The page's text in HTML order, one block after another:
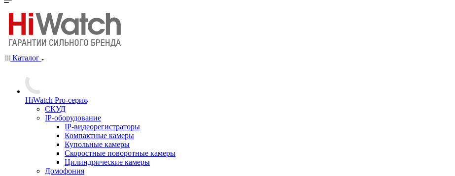
Каталог
HiWatch Pro-серия
CКУД
IP-оборудование
IP-видеорегистраторы
Компактные камеры
Купольные камеры
Скоростные поворотные камеры
Цилиндрические камеры
Домофония